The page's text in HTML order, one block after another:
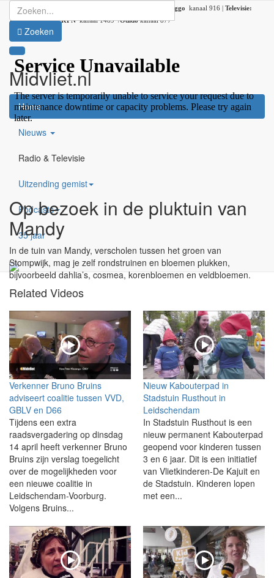
Radio:107.2 FM | Ziggo kanaal 916 | Televisie:
Ziggokanaal 41 /KPNkanaal 1489 /Odidokanaal 877
Midvliet.nl
×
Home
Nieuws
Radio & Televisie
Uitzending gemist
Podcasts
35 jaar
Zoeken
Op bezoek in de pluktuin van
Mandy
In de tuin van Mandy, verscholen tussen het groen van
Stompwijk, mag je zelf rondstruinen en bloemen plukken,
bijvoorbeeld dahlia’s, cosmea, korenbloemen en veldbloemen.
Related Videos
Verkenner Bruno Bruins
adviseert coalitie tussen VVD,
GBLV en D66
Tijdens een extra
raadsvergadering op dinsdag
14 april heeft verkenner Bruno
Bruins zijn verslag toegelicht
over de mogelijkheden voor
een nieuwe coalitie in
Leidschendam-Voorburg.
Volgens Bruins...
Nieuw Kabouterpad in
Stadstuin Rusthout in
Leidschendam
In Stadstuin Rusthout is een
nieuw permanent Kabouterpad
geopend voor kinderen tussen
3 en 6 jaar. Dit is een initiatief
van Vlietkinderen-De Kajuit en
de Stadstuin. Kinderen lopen
met een...